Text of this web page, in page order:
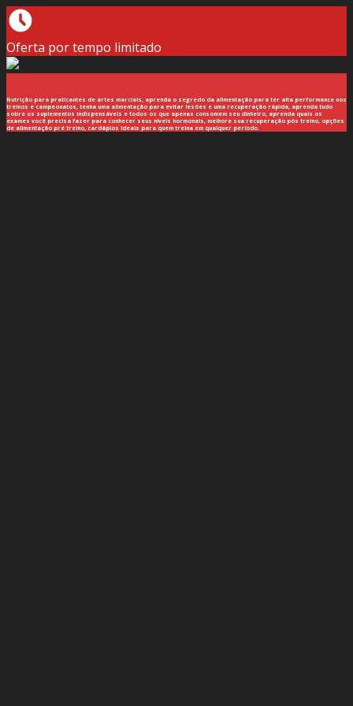
Oferta por tempo limitado
Nutrição para praticantes de artes marciais, aprenda o segredo da alimentação para ter alta performance nos
treinos e campeonatos, tenha uma alimentação para evitar lesões e uma recuperação rápida, aprenda tudo
sobre os suplementos indispensáveis e todos os que apenas consomem seu dinheiro, aprenda quais os
exames você precisa fazer para conhecer seus níveis hormonais, melhore sua recuperação pós treino, opções
de alimentação pré treino, cardápios ideais para quem treina em qualquer período.